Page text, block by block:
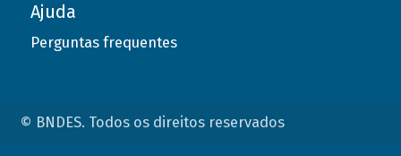
Ajuda
Perguntas frequentes
© BNDES. Todos os direitos reservados